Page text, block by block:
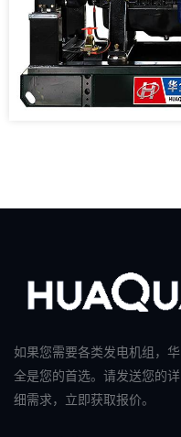
如果您需要各类发电机组，华
全是您的首选。请发送您的详
细需求，立即获取报价。